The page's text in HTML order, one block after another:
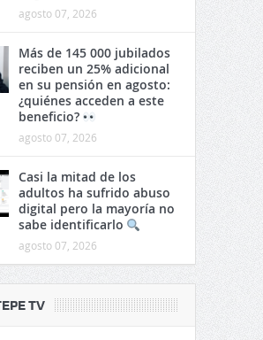
agosto 07, 2026
Más de 145 000 jubilados
reciben un 25% adicional
en su pensión en agosto:
¿quiénes acceden a este
beneficio?
agosto 07, 2026
Casi la mitad de los
adultos ha sufrido abuso
digital pero la mayoría no
sabe identificarlo
agosto 07, 2026
TV